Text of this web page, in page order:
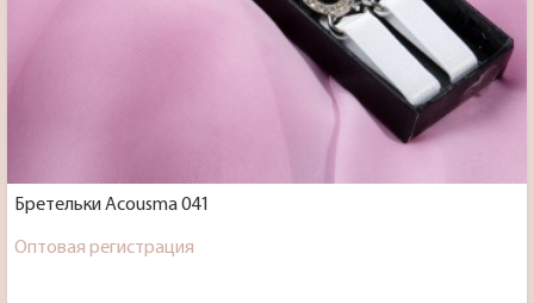
Бретельки Acousma 041
Оптовая регистрация